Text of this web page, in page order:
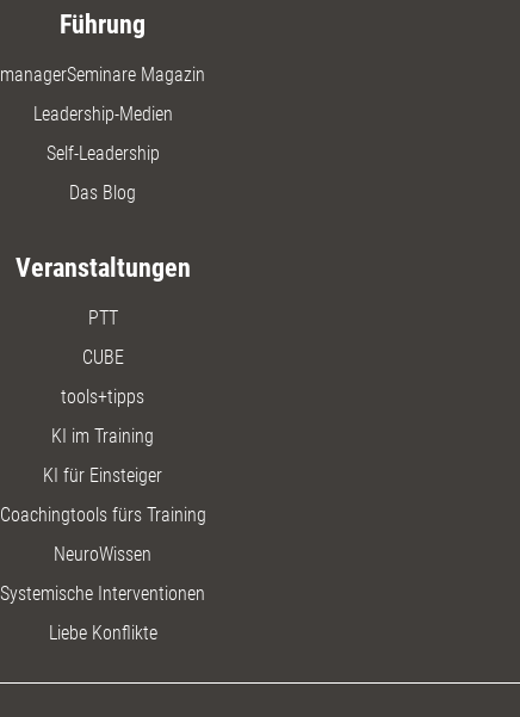
Führung
managerSeminare Magazin
Leadership-Medien
Self-Leadership
Das Blog
Veranstaltungen
PTT
CUBE
tools+tipps
KI im Training
KI für Einsteiger
Coachingtools fürs Training
NeuroWissen
Systemische Interventionen
Liebe Konflikte